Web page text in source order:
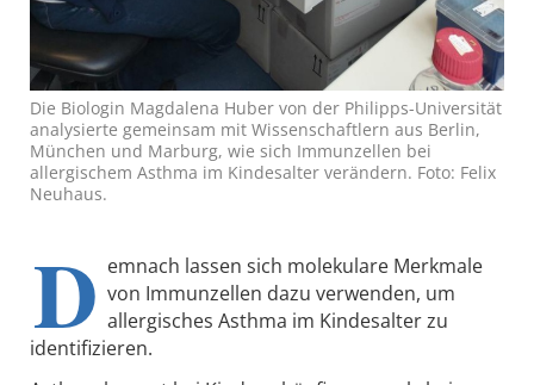
Die Biologin Magdalena Huber von der Philipps-Universität
analysierte gemeinsam mit Wissenschaftlern aus Berlin,
München und Marburg, wie sich Immunzellen bei
allergischem Asthma im Kindesalter verändern. Foto: Felix
Neuhaus.
D emnach lassen sich molekulare Merkmale
von Immunzellen dazu verwenden, um
allergisches Asthma im Kindesalter zu
identifizieren.